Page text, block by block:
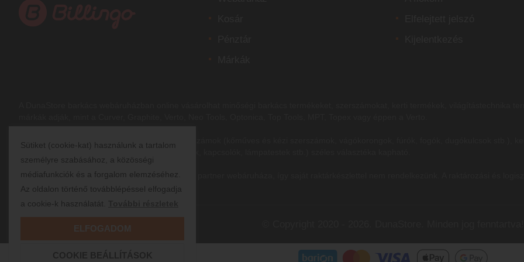
A tartós és jó minőségű elektromos és kéziszerszámok (kőműves és kézi szerszámok, vágókorongok, fúrók, fogók, dugókulcsok stb.),
Webáruházunk a Webshippy Magyarország Kft. partner webáruháza, így saját raktárkészlettel nem rendelkezünk. A raktározási és
Sütiket (cookie-kat) használunk a tartalom
személyre szabásához, a közösségi
médiafunkciók és a forgalom elemzéséhez.
Az oldalon történő továbblépéssel elfogadja
a cookie-k használatát.
ELFOGADOM